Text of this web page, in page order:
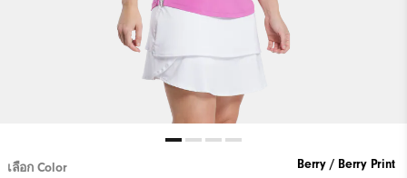
เลือก Color Berry / Berry Print